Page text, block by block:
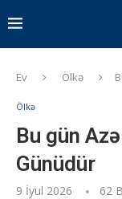
Ev Ölkə
Ölkə
Bu gün
Günüdür
9 İyul 2026 62